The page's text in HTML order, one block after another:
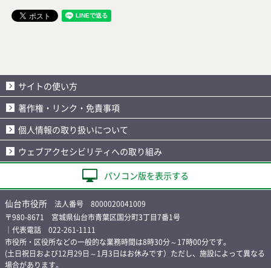
サイトの使い方
著作権・リンク・免責事項
個人情報の取り扱いについて
ウェブアクセシビリティへの取り組み
パソコン版を表示する
仙台市役所 法人番号 8000020041009
〒980-8671 宮城県仙台市青葉区国分町3丁目7番1号
｜代表電話 022-261-1111
市役所・区役所などの一般的な業務時間は8時30分～17時00分です。
(土日祝日および12月29日～1月3日はお休みです）ただし、施設によって異なる
場合があります。